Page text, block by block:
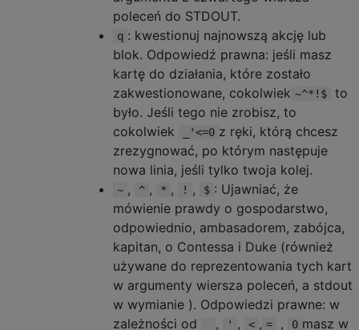
poleceń do STDOUT.
q : kwestionuj najnowszą akcję lub
blok. Odpowiedź prawna: jeśli masz
kartę do działania, które zostało
zakwestionowane, cokolwiek ~^*!$
to
było. Jeśli tego nie zrobisz, to
cokolwiek
_'<=0 z ręki, którą chcesz
zrezygnować, po którym następuje
nowa linia, jeśli tylko twoja kolej.
~ , ^ , * , ! , $ : Ujawniać, że
mówienie prawdy o gospodarstwo,
odpowiednio, ambasadorem, zabójca,
kapitan, o Contessa i Duke (również
używane do reprezentowania tych kart
w argumenty wiersza poleceń, a stdout
w wymianie ). Odpowiedzi prawne: w
zależności od
, ' , < , = , 0 masz w